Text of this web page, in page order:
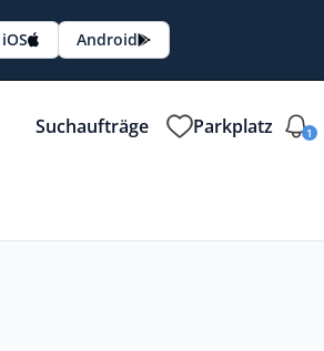
iOS Android
Suchaufträge Parkplatz 1